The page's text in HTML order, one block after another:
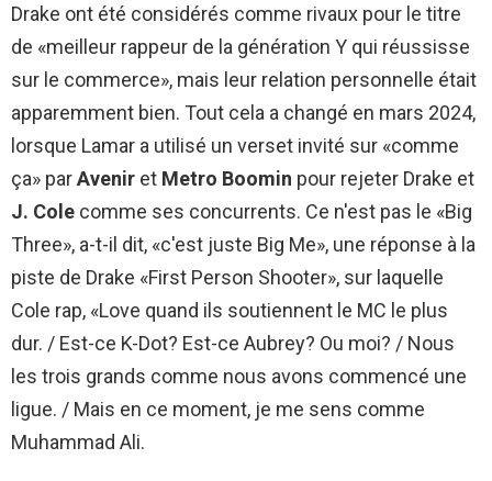
Drake ont été considérés comme rivaux pour le titre
de «meilleur rappeur de la génération Y qui réussisse
sur le commerce», mais leur relation personnelle était
apparemment bien. Tout cela a changé en mars 2024,
lorsque Lamar a utilisé un verset invité sur «comme
ça» parAvenir et Metro Boomin pour rejeter Drake et
J. Cole comme ses concurrents. Ce n'est pas le «Big
Three», a-t-il dit, «c'est juste Big Me», une réponse à la
piste de Drake «First Person Shooter», sur laquelle
Cole rap, «Love quand ils soutiennent le MC le plus
dur. / Est-ce K-Dot? Est-ce Aubrey? Ou moi? / Nous
les trois grands comme nous avons commencé une
ligue. / Mais en ce moment, je me sens comme
Muhammad Ali.